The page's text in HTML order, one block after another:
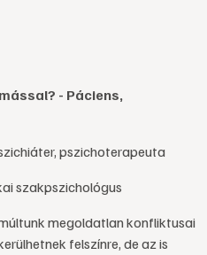
- Páciens,
pszichoterapeuta
szakpszichológus
megoldatlan konfliktusai
felszínre, de az is